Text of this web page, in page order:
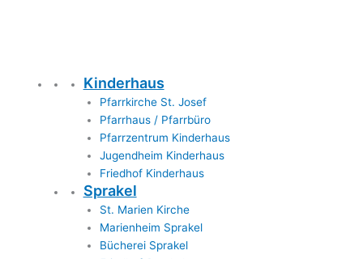
Kinderhaus
Pfarrkirche St. Josef
Pfarrhaus / Pfarrbüro
Pfarrzentrum Kinderhaus
Jugendheim Kinderhaus
Friedhof Kinderhaus
Sprakel
St. Marien Kirche
Marienheim Sprakel
Bücherei Sprakel